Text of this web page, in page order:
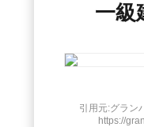
一級
引用元:グラン
https://